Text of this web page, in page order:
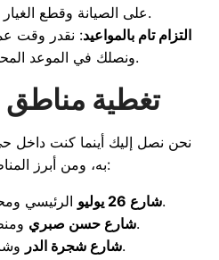
على الصيانة وقطع الغيار المستبدلة.
التزام تام بالمواعيد: نقدر وقت
ونصلك في الموعد المحدد تمامًا.
تغطية
نحن نصل إليك أينما كنت داخل
به، ومن أبرز المناطق التي نغطيها:
شارع 26 يوليوالرئيسي ومحيط سينما الزمالك.
شارع حسن صبريومنطقة السفارات.
شارع شجرة الدروشارع البرازيل.